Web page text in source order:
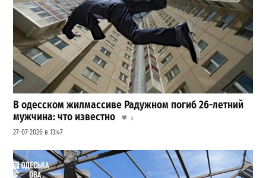
В одесском жилмассиве Радужном погиб 26-летний
мужчина: что известно
3
27-07-2026 в 13:47